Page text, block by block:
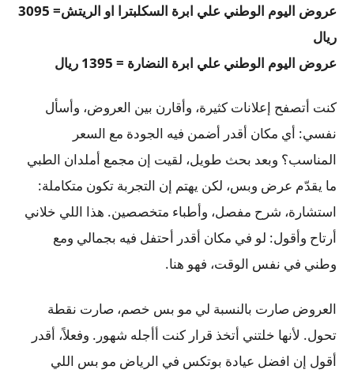
عروض اليوم الوطني علي ابرة السكلبترا او الريتش= 3095
ريال
عروض اليوم الوطني علي ابرة النضارة = 1395 ريال
كنت أتصفح إعلانات كثيرة، وأقارن بين العروض، وأسأل
نفسي: أي مكان أقدر أضمن فيه الجودة مع السعر
المناسب؟ وبعد بحث طويل، لقيت إن مجمع أملدان الطبي
ما يقدّم عرض وبس، لكن يهتم إن التجربة تكون متكاملة:
استشارة، شرح مفصل، وأطباء متخصصين. هذا اللي خلاني
أرتاح وأقول: لو في مكان أقدر أحتفل فيه بجمالي ومع
وطني في نفس الوقت، فهو هنا.
العروض صارت بالنسبة لي مو بس خصم، صارت نقطة
تحول. لأنها خلتني أتخذ قرار كنت أأجله شهور. وفعلاً، أقدر
أقول إن افضل عيادة بوتكس في الرياض مو بس اللي